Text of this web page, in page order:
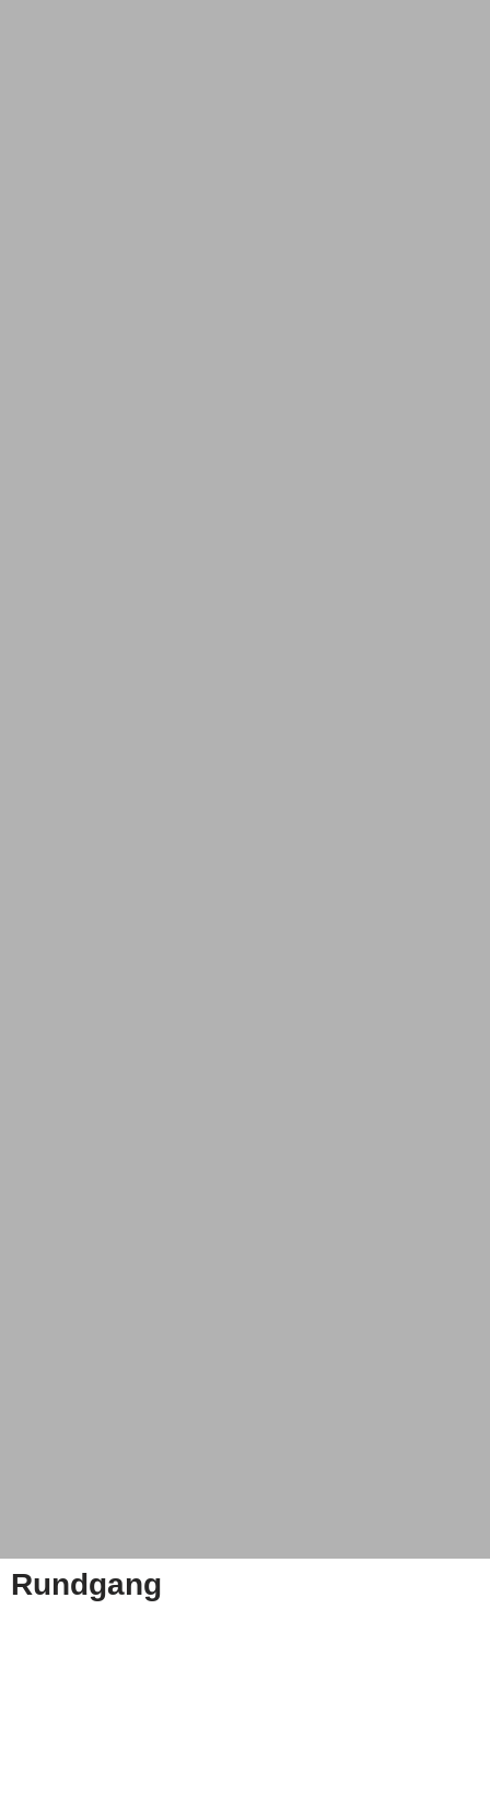
Rundgang